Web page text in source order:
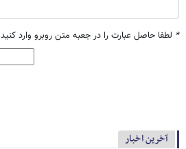
* لطفا حاصل عبارت را در جعبه متن روبرو وارد کنید
آخرین اخبار